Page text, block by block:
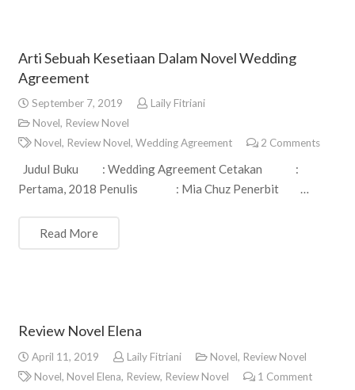
Arti Sebuah Kesetiaan Dalam Novel Wedding
Agreement
September 7, 2019
Laily Fitriani
Novel, Review Novel
Novel, Review Novel, Wedding Agreement 2 Comments
Judul Buku : Wedding Agreement Cetakan :
Pertama, 2018 Penulis : Mia Chuz Penerbit …
Read More
Review Novel Elena
April 11, 2019 Laily Fitriani Novel, Review Novel
Novel, Novel Elena, Review, Review Novel 1 Comment